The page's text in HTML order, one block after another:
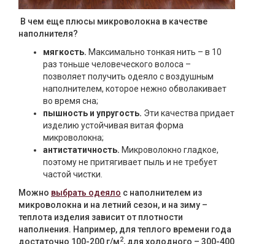
В чем еще плюсы микроволокна в качестве
наполнителя?
мягкость. Максимально тонкая нить – в 10
раз тоньше человеческого волоса –
позволяет получить одеяло с воздушным
наполнителем, которое нежно обволакивает
во время сна;
пышность и упругость. Эти качества придает
изделию устойчивая витая форма
микроволокна;
антистатичность. Микроволокно гладкое,
поэтому не притягивает пыль и не требует
частой чистки.
Можно выбрать одеяло с наполнителем из
микроволокна и на летний сезон, и на зиму –
теплота изделия зависит от плотности
наполнения. Например, для теплого времени года
достаточно 100-200 г/м2, для холодного – 300-400